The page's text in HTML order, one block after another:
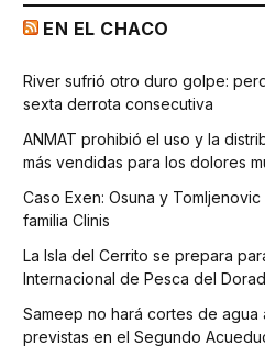
EN EL CHACO
River sufrió otro duro golpe:
sexta derrota consecutiva
ANMAT prohibió el uso y la
más vendidas para los dolores
Caso Exen: Osuna y
familia Clinis
La Isla del Cerrito se prepara
Internacional de Pesca del
Sameep no hará cortes de agua
previstas en el Segundo